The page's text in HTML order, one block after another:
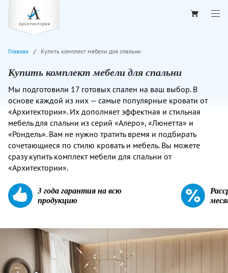
Главная Купить комплект мебели для спальни
Купить комплект мебели для спальни
Мы подготовили 17 готовых спален на ваш выбор. В
основе каждой из них — самые популярные кровати от
«Архитектории». Их дополняет эффектная и стильная
мебель для спальни из серий «Алеро», «Люнетта» и
«Рондель». Вам не нужно тратить время и подбирать
сочетающиеся по стилю кровать и мебель. Вы можете
сразу купить комплект мебели для спальни от
«Архитектории».
3 года гарантия на всю
продукцию